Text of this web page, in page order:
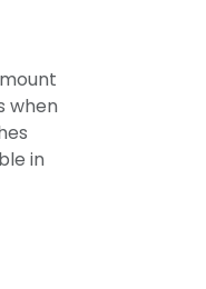
when
in